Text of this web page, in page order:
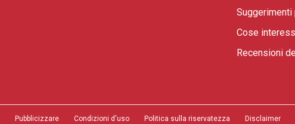
Suggerimenti
Cose
Recensioni
Pubblicizzare Condizioni d'uso Politica sulla riservatezza Disclaimer